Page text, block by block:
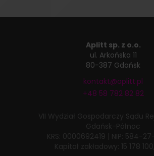
Aplitt sp. z o.o.
ul. Arkońska 11
80-387 Gdańsk
kontakt@aplitt.pl
+48 58 782 82 82
VII Wydział Gospodarczy Sądu
Gdańsk-Północ
KRS: 0000692419 | NIP: 584-
Kapitał zakładowy: 15 178